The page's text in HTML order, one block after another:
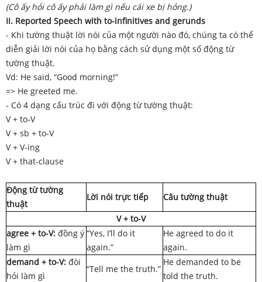
(Cô ấy hỏi cô ấy phải làm gì nếu cái xe bị hỏng.)
II. Reported Speech with to-infinitives and gerunds
- Khi tường thuật lời nói của một người nào đó, chúng ta có thể
diễn giải lời nói của họ bằng cách sử dụng một số động từ
tường thuật.
Vd: He said, “Good morning!”
=> He greeted me.
- Có 4 dạng cấu trúc đi với động từ tường thuật:
V + to-V
V + sb + to-V
V + V-ing
V + that-clause
Động từ tường
thuật
Lời nói trực tiếp
Câu tường thuật
V + to-V
agree + to-V: đồng ý
làm gì
“Yes, I’ll do it
again.”
He agreed to do it
again.
demand + to-V: đòi
hỏi làm gì
“Tell me the truth.”
He demanded to be
told the truth.